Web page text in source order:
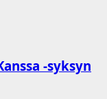
-syksyn